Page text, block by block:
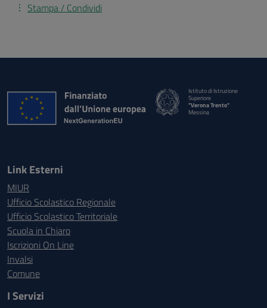
Stampa / Condividi
Istituto di Istruzione
Superiore
"Verona Trento"
Messina
Link Esterni
MIUR
Ufficio Scolastico Regionale
Ufficio Scolastico Territoriale
Scuola in Chiaro
Iscrizioni On Line
Invalsi
Comune
I Servizi